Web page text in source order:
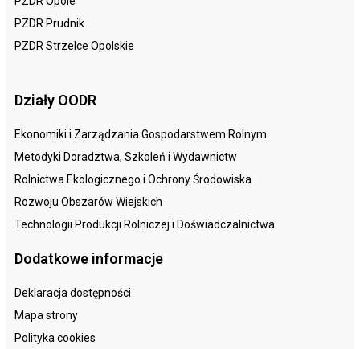
PZDR Prudnik
PZDR Strzelce Opolskie
Działy OODR
Ekonomiki i Zarządzania Gospodarstwem Rolnym
Metodyki Doradztwa, Szkoleń i Wydawnictw
Rolnictwa Ekologicznego i Ochrony Środowiska
Rozwoju Obszarów Wiejskich
Technologii Produkcji Rolniczej i Doświadczalnictwa
Dodatkowe informacje
Deklaracja dostępności
Mapa strony
Polityka cookies